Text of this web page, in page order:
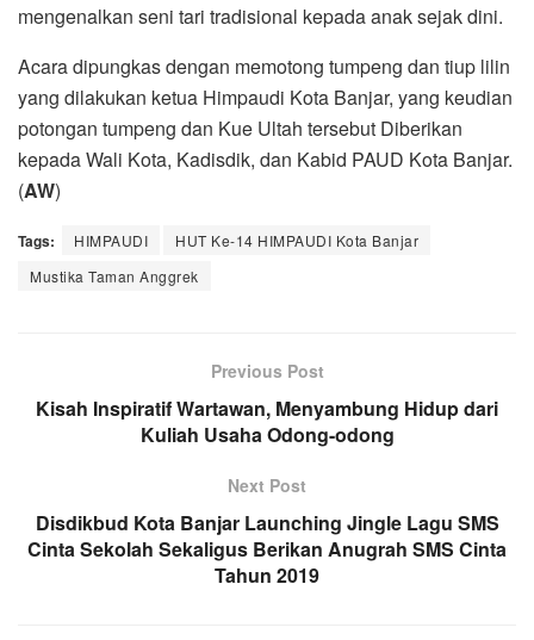
mengenalkan seni tari tradisional kepada anak sejak dini.
Acara dipungkas dengan memotong tumpeng dan tiup lilin
yang dilakukan ketua Himpaudi Kota Banjar, yang keudian
potongan tumpeng dan Kue Ultah tersebut Diberikan
kepada Wali Kota, Kadisdik, dan Kabid PAUD Kota Banjar.
(AW)
Tags: HIMPAUDI
HUT Ke-14 HIMPAUDI Kota Banjar
Mustika Taman Anggrek
Previous Post
Kisah Inspiratif Wartawan, Menyambung Hidup dari
Kuliah Usaha Odong-odong
Next Post
Disdikbud Kota Banjar Launching Jingle Lagu SMS
Cinta Sekolah Sekaligus Berikan Anugrah SMS Cinta
Tahun 2019